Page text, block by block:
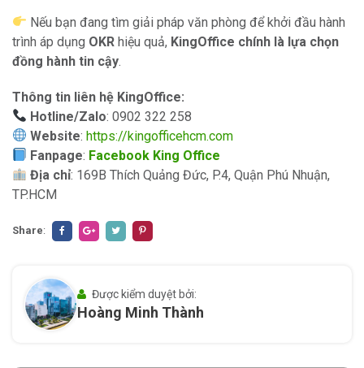
Nếu bạn đang tìm giải pháp văn phòng để khởi đầu hành
trình áp dụng OKR hiệu quả, KingOffice chính là lựa chọn
đồng hành tin cậy.
Thông tin liên hệ KingOffice:
Hotline/Zalo: 0902 322 258
Website:https://kingofficehcm.com
Fanpage: Facebook King Office
Địa chỉ: 169B Thích Quảng Đức, P.4, Quận Phú Nhuận,
TP.HCM
Share:
Được kiểm duyệt bởi:
Hoàng Minh Thành